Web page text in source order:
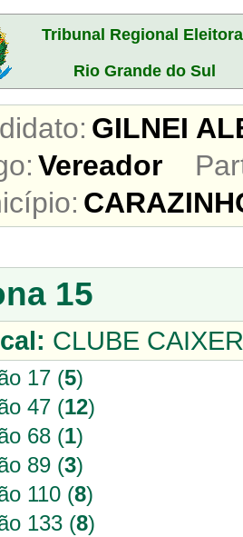
Tribunal Regional
Rio Grande do Sul
GILNEI
Vereador
15
CLUBE
17 (5)
47 (12)
68 (1)
89 (3)
110 (8)
133 (8)